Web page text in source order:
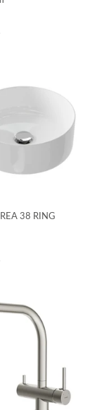
38 RING